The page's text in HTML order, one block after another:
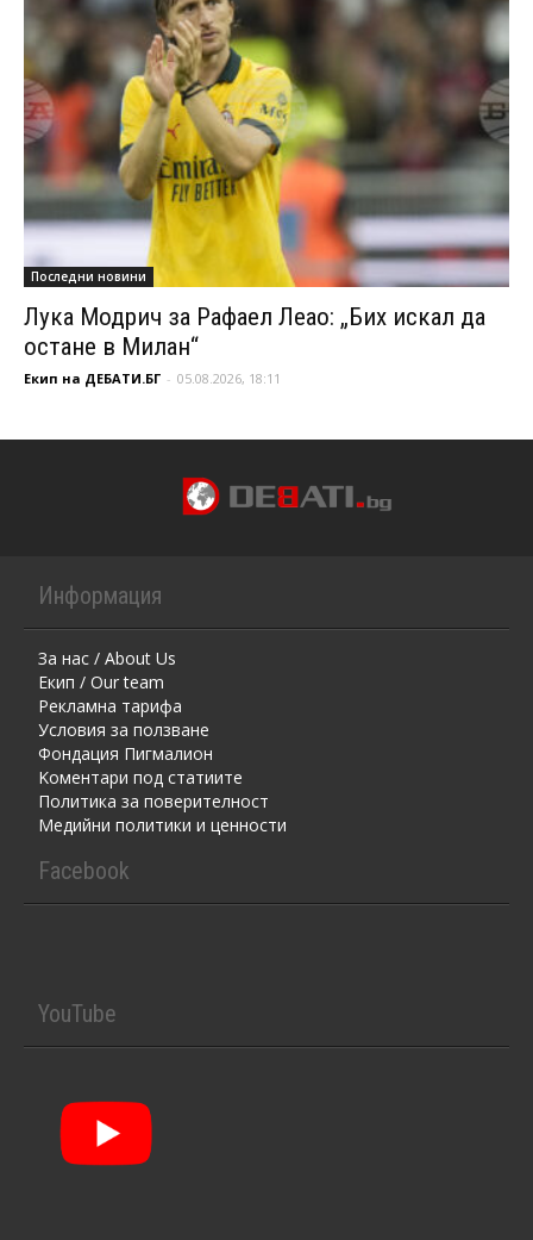
Последни новини
Лука Модрич за Рафаел Леао: „Бих искал да
остане в Милан“
Екип на ДЕБАТИ.БГ - 05.08.2026, 18:11
Информация
За нас / About Us
Екип / Our team
Рекламна тарифа
Условия за ползване
Фондация Пигмалион
Kоментaри под статиите
Политика за поверителност
Медийни политики и ценности
Facebook
YouTube